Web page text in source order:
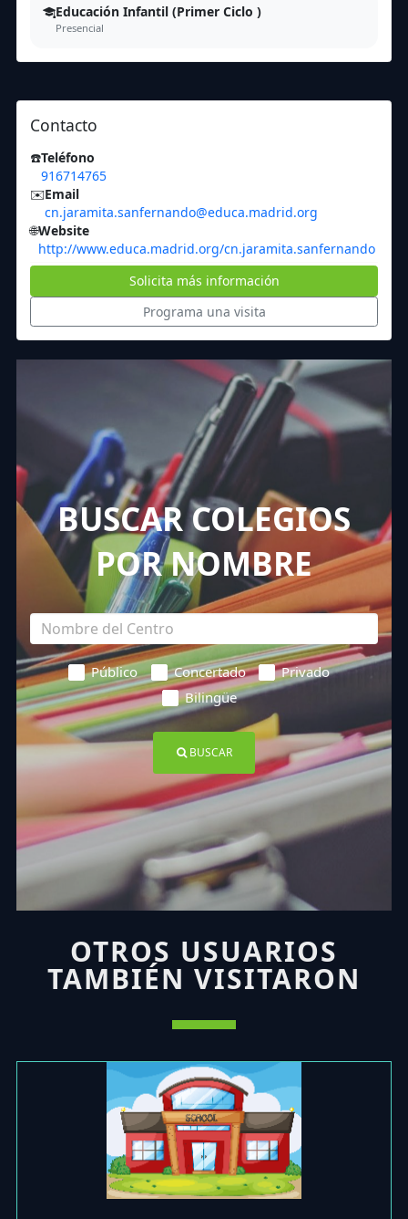
Educación Infantil (Primer Ciclo )
Presencial
Contacto
☎️Teléfono
916714765
✉️Email
cn.jaramita.sanfernando@educa.madrid.org
🌐Website
http://www.educa.madrid.org/cn.jaramita.sanfernando
Solicita más información
Programa una visita
BUSCAR COLEGIOS
POR NOMBRE
Público Concertado
Privado
Bilingüe
BUSCAR
OTROS USUARIOS
TAMBIÉN VISITARON